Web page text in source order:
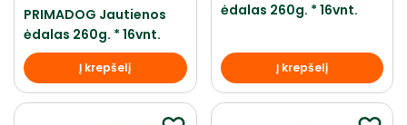
PRIMADOG Jautienos
ėdalas 260g. * 16vnt.
Į krepšelį
ėdalas 260g. * 16vnt.
Į krepšelį